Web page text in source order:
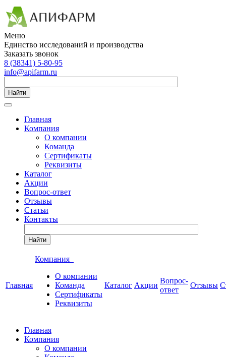
Меню
Единство исследований и производства
Заказать звонок
8 (38341) 5-80-95
info@apifarm.ru
Найти
Главная
Компания
О компании
Команда
Сертификаты
Реквизиты
Каталог
Акции
Вопрос-ответ
Отзывы
Статьи
Контакты
Найти
Главная
Компания
О компании
Команда
Сертификаты
Реквизиты
Каталог Акции
Вопрос-
ответ
Отзывы
Главная
Компания
О компании